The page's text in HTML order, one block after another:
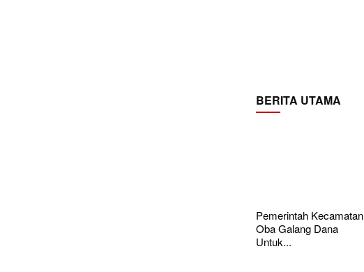
BERITA UTAMA
Pemerintah Kecamatan
Oba Galang Dana
Untuk...